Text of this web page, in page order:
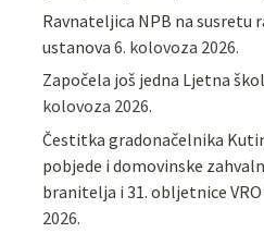
Ravnateljica NPB na susretu
ustanova 6. kolovoza 2026.
Započela još jedna Ljetna
kolovoza 2026.
Čestitka gradonačelnika
pobjede i domovinske
branitelja i 31. obljetnice VRO
2026.